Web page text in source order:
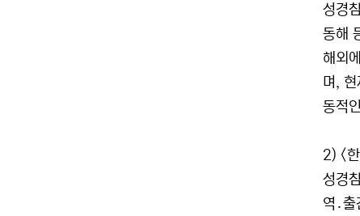
성경
동해
해외
며,
동적
2) <
성경
역․